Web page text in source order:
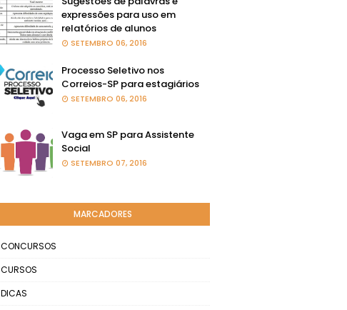
expressões para uso em
relatórios de alunos
SETEMBRO 06, 2016
Processo Seletivo nos
Correios-SP para estagiários
SETEMBRO 06, 2016
Vaga em SP para Assistente
Social
SETEMBRO 07, 2016
MARCADORES
CONCURSOS
CURSOS
DICAS